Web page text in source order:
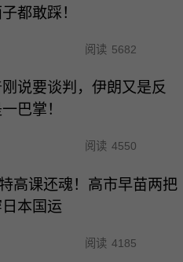
都敢踩！
阅读 5682
说要谈判，伊朗又是反
巴掌！
阅读 4550
高课还魂！高市早苗两把
本国运
阅读 4185